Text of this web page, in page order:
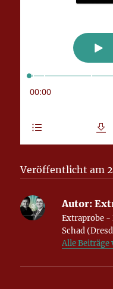
Veröffentlicht am
Autor:
Extraprobe -
Schad
Alle Beiträge